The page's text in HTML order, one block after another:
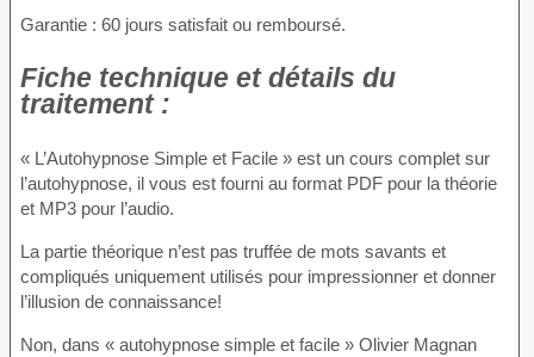
Garantie : 60 jours satisfait ou remboursé.
Fiche technique et détails du
traitement :
« L’Autohypnose Simple et Facile » est un cours complet sur
l’autohypnose, il vous est fourni au format PDF pour la théorie
et MP3 pour l’audio.
La partie théorique n’est pas truffée de mots savants et
compliqués uniquement utilisés pour impressionner et donner
l’illusion de connaissance!
Non, dans « autohypnose simple et facile » Olivier Magnan